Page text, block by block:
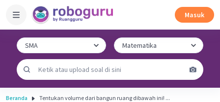
Masuk
Beranda Tentukan volume dari bangun ruang dibawah ini! ...